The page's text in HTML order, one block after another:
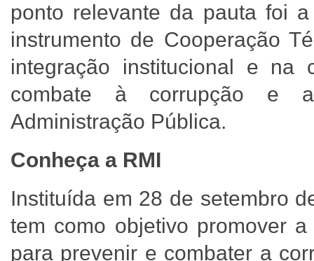
ponto relevante da pauta foi
instrumento de Cooperação
integração institucional e na
combate à corrupção e
Administração Pública.
Conheça a RMI
Instituída em 28 de setembro
tem como objetivo promover
para prevenir e combater a